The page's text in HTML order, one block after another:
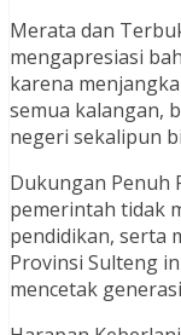
Merata dan
mengapresiasi
karena
semua kalangan,
negeri sekalipun
Dukungan Penuh
pemerintah tidak
pendidikan, serta
Provinsi Sulteng
mencetak